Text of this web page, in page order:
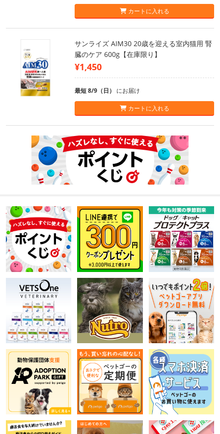
カートに入れる
サンライズ AIM30 20歳を迎える室内猫用 腎
臓のケア 600g【在庫限り】
¥1,450
最短 8/9（日） にお届け
カートに入れる